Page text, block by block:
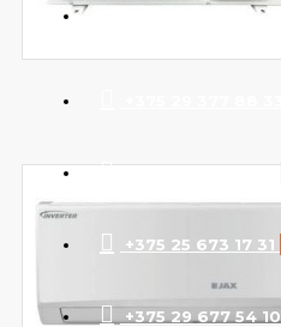
+375 25 673 17 31
+375 29 677 54 10